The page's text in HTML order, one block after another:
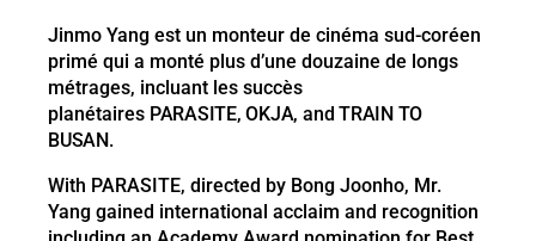
Jinmo Yang est un monteur de cinéma sud-coréen
primé qui a monté plus d’une douzaine de longs
métrages, incluant les succès
planétaires PARASITE, OKJA, and TRAIN TO
BUSAN.
With PARASITE, directed by Bong Joonho, Mr.
Yang gained international acclaim and recognition